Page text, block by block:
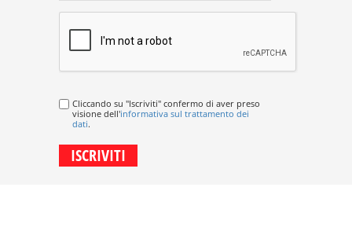
Cliccando su "Iscriviti" confermo di aver preso
visione dell'informativa sul trattamento dei
dati.